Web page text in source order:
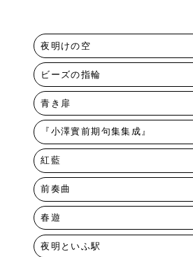
夜明けの空
ビーズの指輪
青き扉
『小澤實前期句集集成』
紅藍
前奏曲
春遊
夜明といふ駅